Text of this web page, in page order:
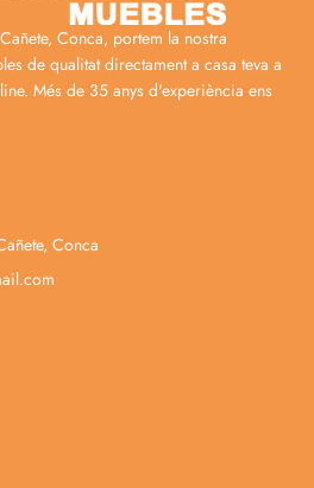
Conca, portem la nostra
de qualitat directament a casa teva a
Més de 35 anys d'experiència ens
Conca